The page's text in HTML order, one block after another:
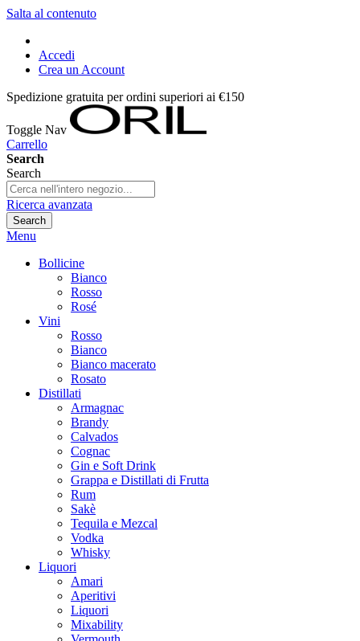
Salta al contenuto
Accedi
Crea un Account
Spedizione gratuita per ordini superiori ai €150
Toggle Nav
Carrello
Search
Search
Ricerca avanzata
Search
Menu
Bollicine
Bianco
Rosso
Rosé
Vini
Rosso
Bianco
Bianco macerato
Rosato
Distillati
Armagnac
Brandy
Calvados
Cognac
Gin e Soft Drink
Grappa e Distillati di Frutta
Rum
Sakè
Tequila e Mezcal
Vodka
Whisky
Liquori
Amari
Aperitivi
Liquori
Mixability